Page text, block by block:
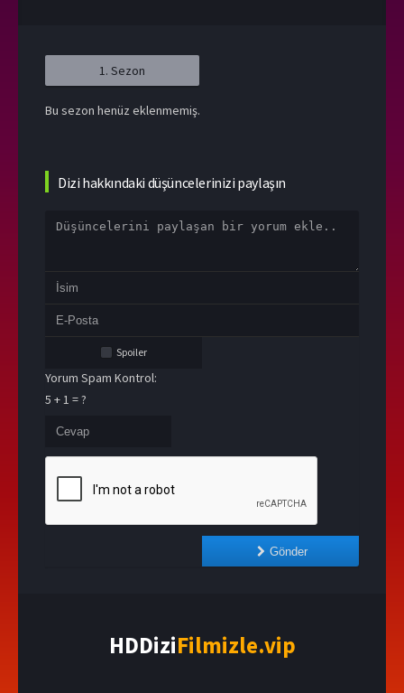
1. Sezon
Bu sezon henüz eklenmemiş.
Dizi hakkındaki düşüncelerinizi paylaşın
Spoiler
Yorum Spam Kontrol:
5 + 1 = ?
Gönder
HDDiziFilmizle.vip